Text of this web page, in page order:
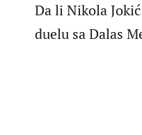
Da li Nikola
duelu sa Dalas